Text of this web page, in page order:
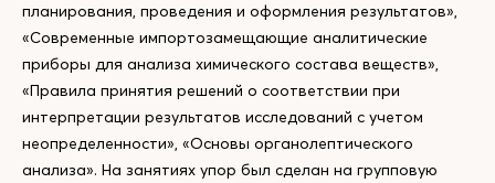
планирования, проведения и оформления результатов»,
«Современные импортозамещающие аналитические
приборы для анализа химического состава веществ»,
«Правила принятия решений о соответствии при
интерпретации результатов исследований с учетом
неопределенности», «Основы органолептического
анализа». На занятиях упор был сделан на групповую